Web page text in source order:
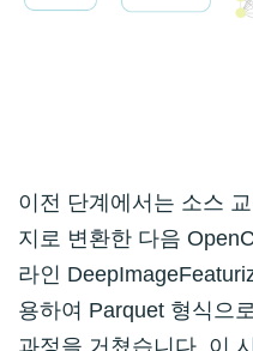
이전 단계에서는 소스
지로 변환한 다음
라인
용하여 Parquet 형식으